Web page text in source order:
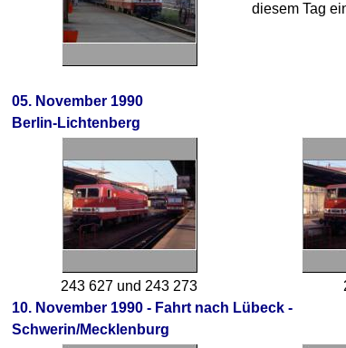
diesem Tag
05. November 1990
Berlin-Lichtenberg
243 627 und 243 273
10. November 1990 - Fahrt nach Lübeck -
Schwerin/Mecklenburg